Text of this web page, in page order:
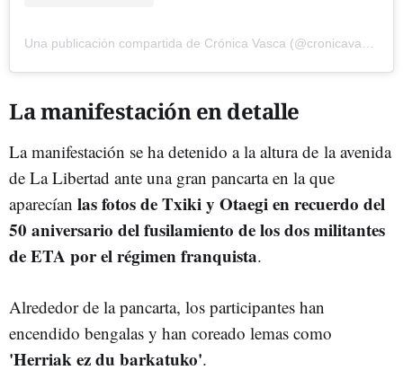
La manifestación en detalle
La manifestación se ha detenido a la altura de la avenida
de La Libertad ante una gran pancarta en la que
aparecían las fotos de Txiki y Otaegi en recuerdo del
50 aniversario del fusilamiento de los dos militantes
de ETA por el régimen franquista.
Alrededor de la pancarta, los participantes han
encendido bengalas y han coreado lemas como
'Herriak ez du barkatuko'.